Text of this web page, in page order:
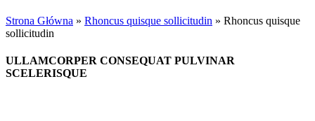
Strona Główna » Rhoncus quisque sollicitudin » Rhoncus quisque
sollicitudin
ULLAMCORPER CONSEQUAT PULVINAR
SCELERISQUE